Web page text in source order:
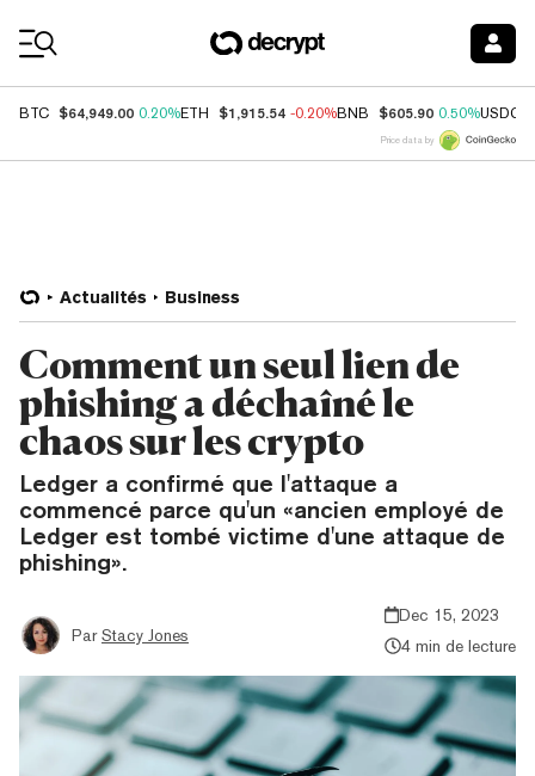
BTC $64,949.00 0.20%ETH $1,915.54 -0.20%BNB $605.90 0.50%USDC
Price data by
Actualités Business
Comment un seul lien de
phishing a déchaîné le
chaos sur les crypto
Ledger a confirmé que l'attaque a
commencé parce qu'un «ancien employé de
Ledger est tombé victime d'une attaque de
phishing».
Par Stacy Jones
Dec 15, 2023
4 min de lecture